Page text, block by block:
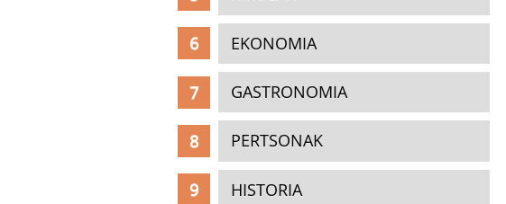
EKONOMIA
GASTRONOMIA
PERTSONAK
HISTORIA